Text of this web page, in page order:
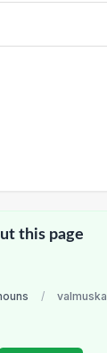
this page
/ valmuska